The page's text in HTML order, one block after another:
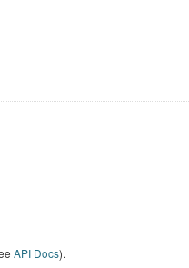
API Docs).